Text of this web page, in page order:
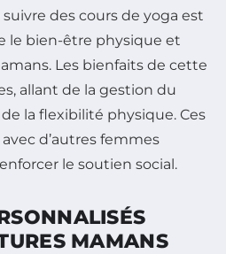
des cours de yoga est
le bien-être physique et
Les bienfaits de cette
allant de la gestion du
la flexibilité physique. Ces
d’autres femmes
le soutien social.
MAMANS